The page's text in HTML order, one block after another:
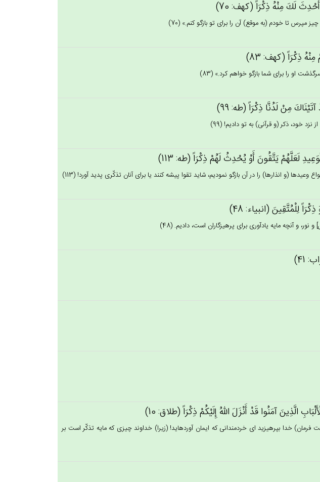
لَك‌َ مِنْه‌ُ ذِكْرَاً (كهف: 70)
تا خودم (به موقع) آن را براى تو بازگو كنم.» (70)
ذِكْرَاً (كهف: 83)
او را براى شما بازگو خواهم كرد.» (83)
مِنْ‌ لَدُنَّا ذِكْرَاً (طه: 99)
نزد خود، ذكر (و قرآنى) به تو داديم! (99)
لَعَلَّهُم‌ْ يَتَّقُون‌َ أَوْ يُحْدِث‌ُ لَهُم‌ْ ذِكْرَاً (طه: 113)
(و انذارها) را در آن بازگو نموديم، شايد تقوا پيشه كنند يا براى آنان تذكّرى پديد آورد! (113)
لِلْمُتَّقِين‌َ (انبياء: 48)
و آنچه مايه يادآورى براى پرهيزگاران است، داديم. (48)
41)
الَّذِين‌َ آمَنُوا قَدْ أَنْزَل‌َ الله‌ُ إِلَيْكُم‌ْ ذِكْرَاً (طلاق: 10)
خدا بپرهيزيد اى خردمندانى كه ايمان آورده‏ايد! (زيرا) خداوند چيزى كه مايه تذكّر است بر